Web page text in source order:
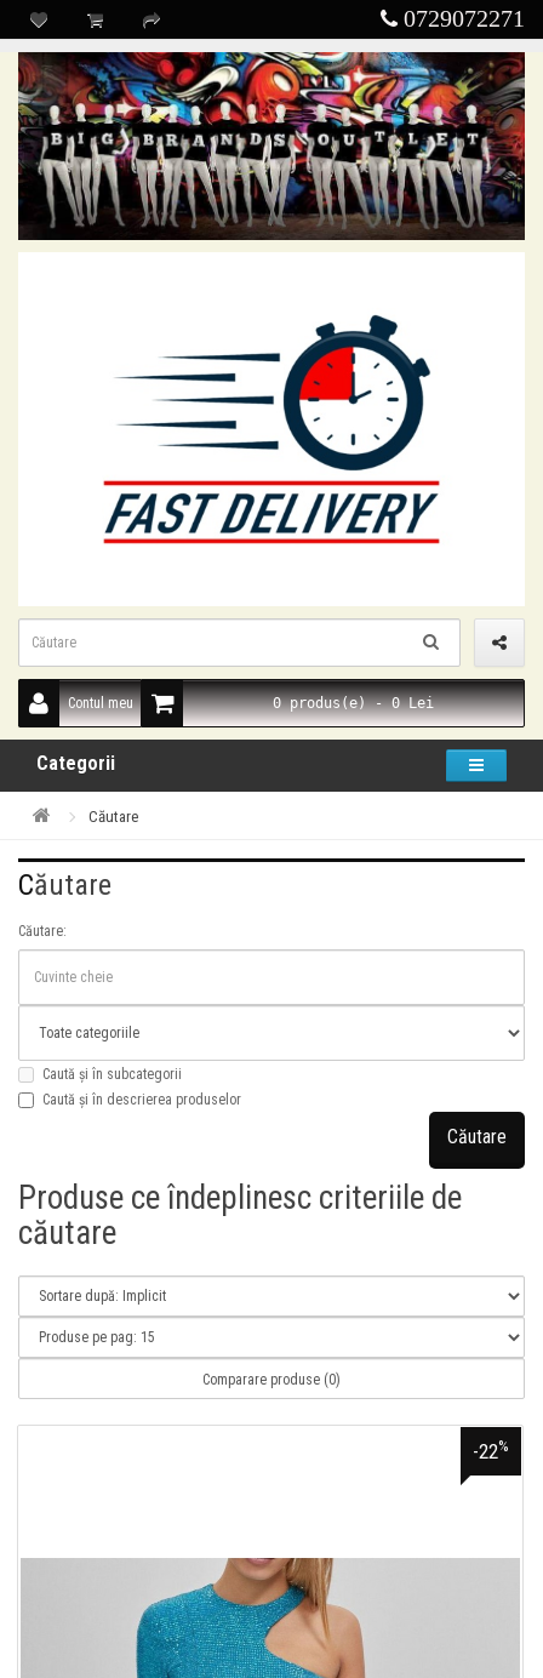
0729072271
Contul meu 0 produs(e) - 0 Lei
Categorii
Căutare
Căutare
Căutare:
Caută și în subcategorii
Caută și în descrierea produselor
Produse ce îndeplinesc criteriile de
căutare
Comparare produse (0)
-22%
Mix MULTIBRAND DAMA Primavara/Vara/Toamna - 500 BUCSTOCUL CONTINE